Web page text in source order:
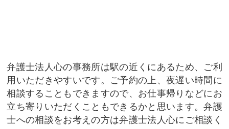
弁護士法人心の事務所は駅の近くにあるため、ご利
用いただきやすいです。ご予約の上、夜遅い時間に
相談することもできますので、お仕事帰りなどにお
立ち寄りいただくこともできるかと思います。弁護
士への相談をお考えの方は弁護士法人心にご相談く